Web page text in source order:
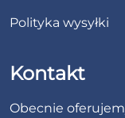
Polityka wysyłki
Kontakt
Obecnie